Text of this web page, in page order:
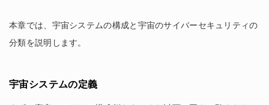
本章では、宇宙システムの構成と宇宙のサイバーセキュリティの
分類を説明します。
宇宙システムの定義